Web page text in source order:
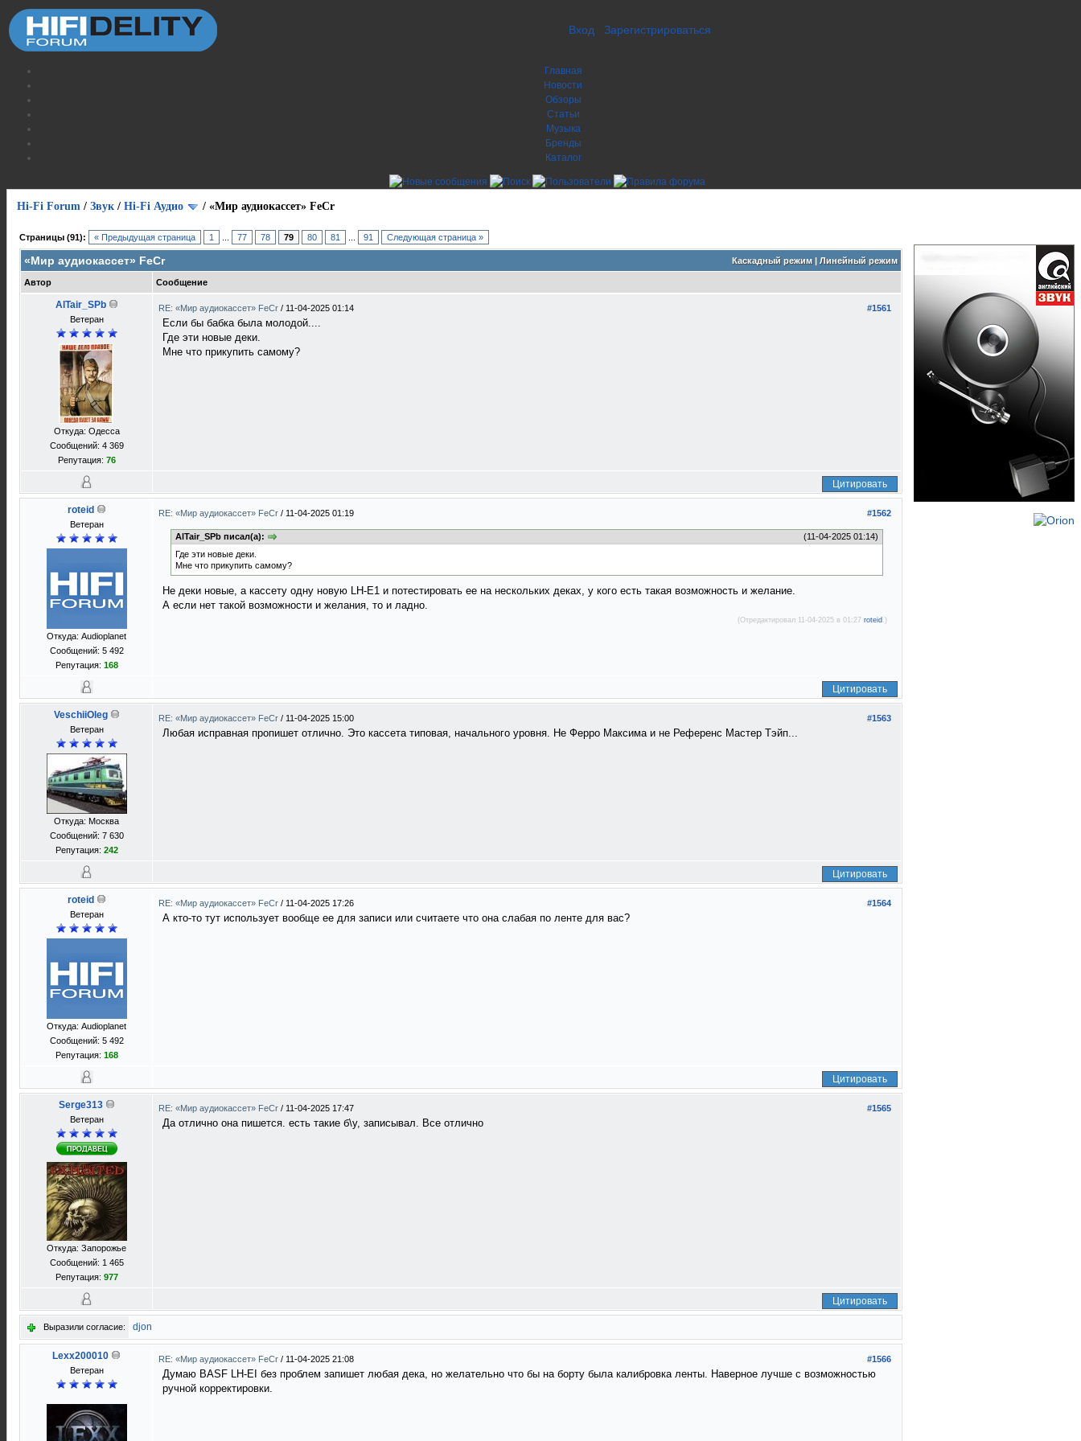
Вход Зарегистрироваться
Главная
Новости
Обзоры
Статьи
Музыка
Бренды
Каталог
Hi-Fi Forum / Звук / Hi-Fi Аудио / «Мир аудиокассет» FeCr
Страницы (91): « Предыдущая страница 1 77 78 79 80 81 91 Следующая страница »
Каскадный режим| Линейный режим
«Мир аудиокассет» FeCr
Автор Сообщение
AlTair_SPb
Ветеран
Откуда: Одесса
Сообщений: 4 369
Репутация: 76
#1561
RE: «Мир аудиокассет» FeCr / 11-04-2025 01:14
Если бы бабка была молодой....
Где эти новые деки.
Мне что прикупить самому?
Цитировать
roteid
Ветеран
Откуда: Audioplanet
Сообщений: 5 492
Репутация: 168
#1562
RE: «Мир аудиокассет» FeCr / 11-04-2025 01:19
(11-04-2025 01:14)
AlTair_SPb писал(а):
Где эти новые деки.
Мне что прикупить самому?
Не деки новые, а кассету одну новую LH-E1 и потестировать ее на нескольких деках, у кого есть такая возможность и желание.
А если нет такой возможности и желания, то и ладно.
(Отредактировал 11-04-2025 в 01:27 roteid .)
Цитировать
VeschiiOleg
Ветеран
Откуда: Москва
Сообщений: 7 630
Репутация: 242
#1563
RE: «Мир аудиокассет» FeCr / 11-04-2025 15:00
Любая исправная пропишет отлично. Это кассета типовая, начального уровня. Не Ферро Максима и не Референс Мастер Тэйп...
Цитировать
roteid
Ветеран
Откуда: Audioplanet
Сообщений: 5 492
Репутация: 168
#1564
RE: «Мир аудиокассет» FeCr / 11-04-2025 17:26
А кто-то тут использует вообще ее для записи или считаете что она слабая по ленте для вас?
Цитировать
Serge313
Ветеран
Откуда: Запорожье
Сообщений: 1 465
Репутация: 977
#1565
RE: «Мир аудиокассет» FeCr / 11-04-2025 17:47
Да отлично она пишется. есть такие б\у, записывал. Все отлично
Цитировать
Выразили согласие: djon
Lexx200010
Ветеран
#1566
RE: «Мир аудиокассет» FeCr / 11-04-2025 21:08
Думаю BАSF LH-EI без проблем запишет любая дека, но желательно что бы на борту была калибровка ленты. Наверное лучше с возможностью
ручной корректировки.